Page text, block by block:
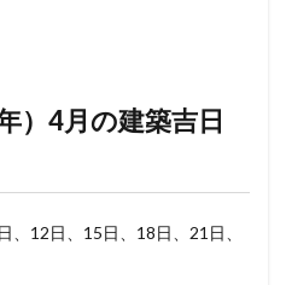
）4月の建築吉日
、12日、15日、18日、21日、